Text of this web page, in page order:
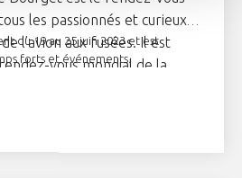
les passionnés et curieux
l’avion aux fusées. Il est
vous mondial de la
du 19 au 25 juin 2023 et est
forts et événements.